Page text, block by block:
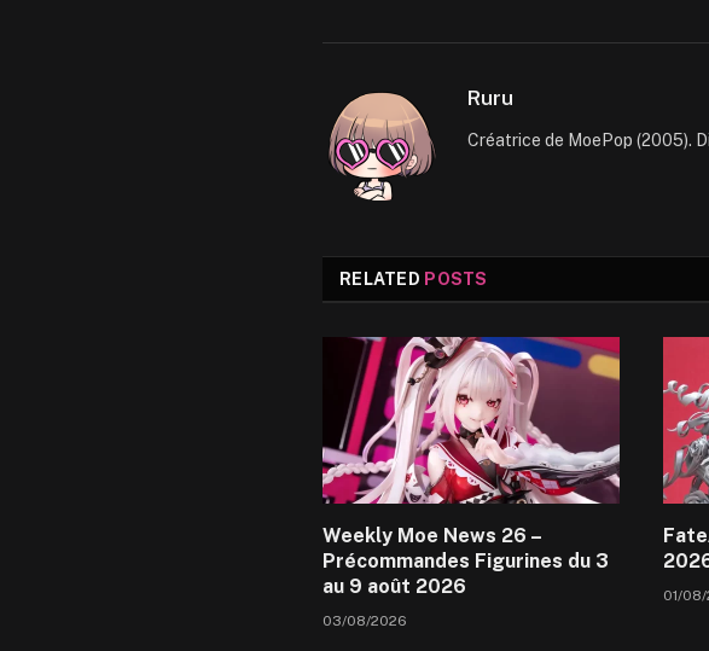
Ruru
Créatrice de MoePop (2005).
RELATED POSTS
Weekly Moe News 26 –
Précommandes Figurines du 3
au 9 août 2026
03/08/2026
01/